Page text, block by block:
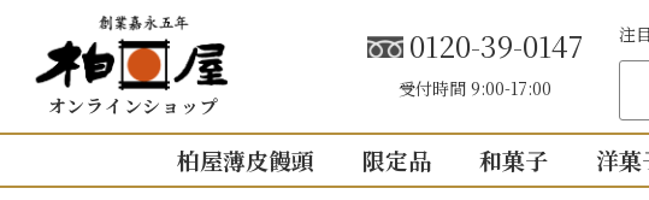
オンラインショップ
0120-39-0147
受付時間 9:00-17:00
注
柏屋薄皮饅頭 限定品 和菓子 洋菓